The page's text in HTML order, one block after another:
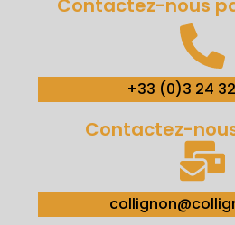
Contactez-nous
+33 (0)3 24
Contactez-